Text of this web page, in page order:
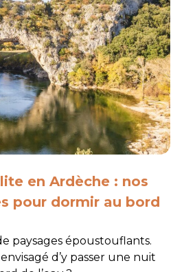
en Ardèche : nos
pour dormir au bord
paysages époustouflants.
d’y passer une nuit